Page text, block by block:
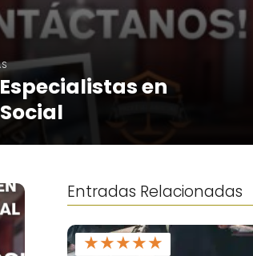
en
Entradas Relacionadas
★★★★★